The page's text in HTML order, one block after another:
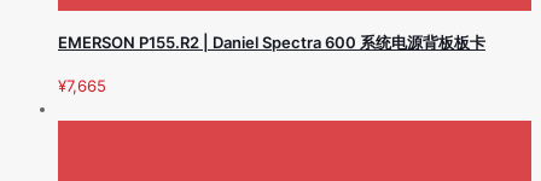
EMERSON P155.R2 | Daniel Spectra 600 系统电源背板板卡
¥7,665